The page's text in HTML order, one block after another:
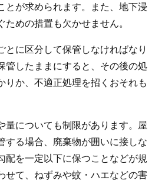
とが求められます。また、地下浸
めの措置も欠かせません。
とに区分して保管しなければなり
管したままにすると、その後の処
りか、不適正処理を招くおそれも
量についても制限があります。屋
する場合、廃棄物が囲いに接しな
配を一定以下に保つことなどが規
せて、ねずみや蚊・ハエなどの害